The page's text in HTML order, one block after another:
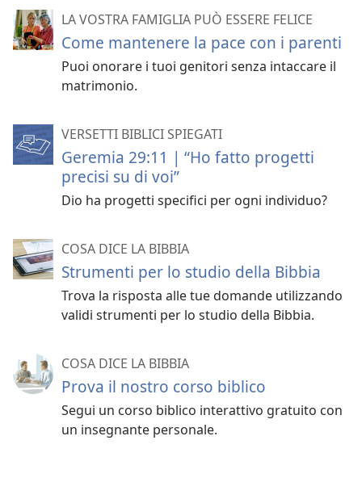
LA VOSTRA FAMIGLIA PUÒ ESSERE FELICE
Come mantenere la pace con i parenti
Puoi onorare i tuoi genitori senza intaccare il
matrimonio.
VERSETTI BIBLICI SPIEGATI
Geremia 29:11 | “Ho fatto progetti
precisi su di voi”
Dio ha progetti specifici per ogni individuo?
COSA DICE LA BIBBIA
Strumenti per lo studio della Bibbia
Trova la risposta alle tue domande utilizzando
validi strumenti per lo studio della Bibbia.
COSA DICE LA BIBBIA
Prova il nostro corso biblico
Segui un corso biblico interattivo gratuito con
un insegnante personale.